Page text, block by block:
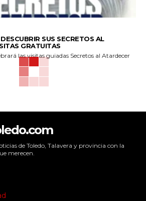
SUS SECRETOS AL
GRATUITAS
las visitas guiadas Secretos al Atardecer
de Toledo, Talavera y provincia con la
merecen.